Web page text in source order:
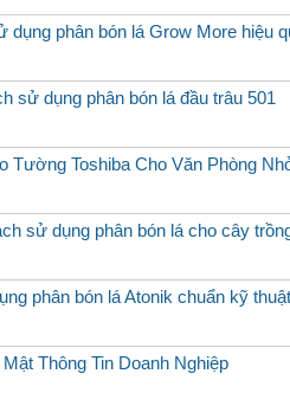
dụng phân bón lá Grow More hiệu
sử dụng phân bón lá đầu trâu 501
Tường Toshiba Cho Văn Phòng
sử dụng phân bón lá cho cây
phân bón lá Atonik chuẩn kỹ thuật
Thông Tin Doanh Nghiệp